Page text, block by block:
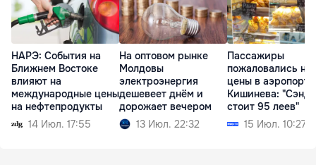
НАРЭ: События на
Ближнем Востоке
влияют на
международные цены
на нефтепродукты
14 Июл. 17:55
На оптовом рынке
Молдовы
электроэнергия
дешевеет днём и
дорожает вечером
13 Июл. 22:32
Пассажиры
пожаловались на
цены в аэропорту
Кишинева:
стоит 95 леев"
15 Июл. 10:27